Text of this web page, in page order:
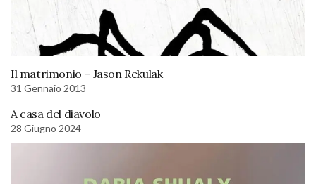
Il matrimonio – Jason Rekulak
31 Gennaio 2013
A casa del diavolo
28 Giugno 2024